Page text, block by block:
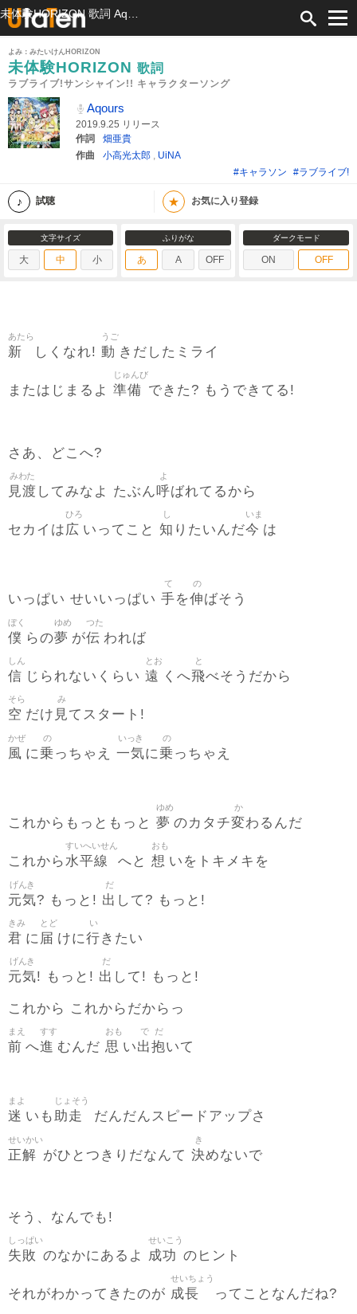
よみ：みたいけんHORIZON
未体験HORIZON 歌詞
ラブライブ!サンシャイン!! キャラクターソング
Aqours
2019.9.25 リリース
作詞
畑亜貴
作曲
小高光太郎 , UiNA
#キャラソン
#ラブライブ!
試聴 ★ お気に入り登録
文字サイズ
大 中 小
ふりがな
あ A OFF
ダークモード
ON OFF
新
あたら
しくなれ! 動
うご
きだしたミライ
またはじまるよ 準備
じゅんび
できた? もうできてる!
さあ、どこへ?
見渡
みわた
してみなよ たぶん呼
よ
ばれてるから
セカイは広
ひろ
いってこと 知
し
りたいんだ今
いま
は
いっぱい せいいっぱい 手
て
を伸
の
ばそう
僕
ぼく
らの夢
ゆめ
が伝
つた
われば
信
しん
じられないくらい 遠
とお
くへ飛
と
べそうだから
空
そら
だけ 見
み
てスタート!
風
かぜ
に乗
の
っちゃえ 一気
いっき
に乗
の
っちゃえ
これからもっともっと 夢
ゆめ
のカタチ変
か
わるんだ
これから水平線
すいへいせん
へと 想
おも
いをトキメキを
元気
げんき
? もっと! 出
だ
して? もっと!
君
きみ
に 届
とど
けに行
い
きたい
元気
げんき
! もっと! 出
だ
して! もっと!
これから これからだからっ
前
まえ
へ進
すす
むんだ 思
おも
い出
で
抱
だ
いて
迷
まよ
いも助走
じょそう
だんだんスピードアップさ
正解
せいかい
がひとつきりだなんて 決
き
めないで
そう、なんでも!
失敗
しっぱい
のなかにあるよ 成功
せいこう
のヒント
それがわかってきたのが 成長
せいちょう
ってことなんだね?